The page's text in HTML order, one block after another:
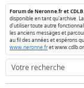
Forum de Neronne.fr et
disponible en tant qu'archive.
d'utiliser toute autre
les anciens messages et
au fil des années et espérons
www.neronne.fret